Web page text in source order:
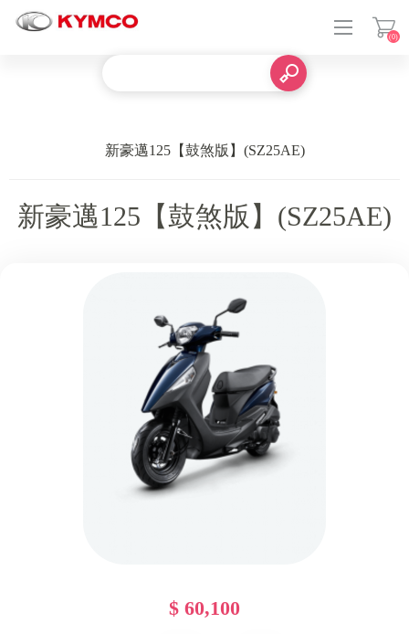
(0)
新豪邁125【鼓煞版】(SZ25AE)
新豪邁125【鼓煞版】(SZ25AE)
$ 60,100